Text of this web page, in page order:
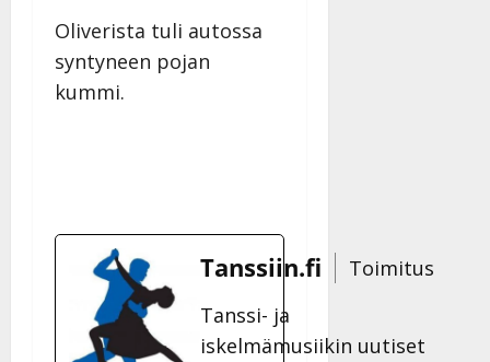
Oliverista tuli autossa
syntyneen pojan
kummi.
Tanssiin.fi
Toimitus
Tanssi- ja
iskelmämusiikin uutiset